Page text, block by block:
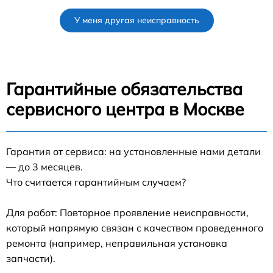
У меня другая неисправность
Гарантийные обязательства
сервисного центра в Москве
Гарантия от сервиса: на установленные нами детали
— до 3 месяцев.
Что считается гарантийным случаем?
Для работ: Повторное проявление неисправности,
который напрямую связан с качеством проведенного
ремонта (например, неправильная установка
запчасти).